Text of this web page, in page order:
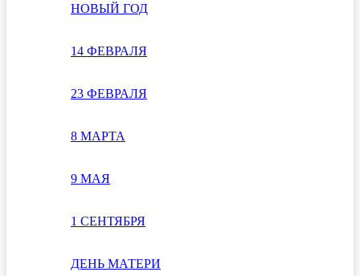
НОВЫЙ ГОД
14 ФЕВРАЛЯ
23 ФЕВРАЛЯ
8 МАРТА
9 МАЯ
1 СЕНТЯБРЯ
ДЕНЬ МАТЕРИ